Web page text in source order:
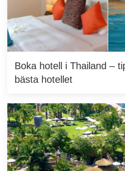
Boka hotell i Thailand –
bästa hotellet